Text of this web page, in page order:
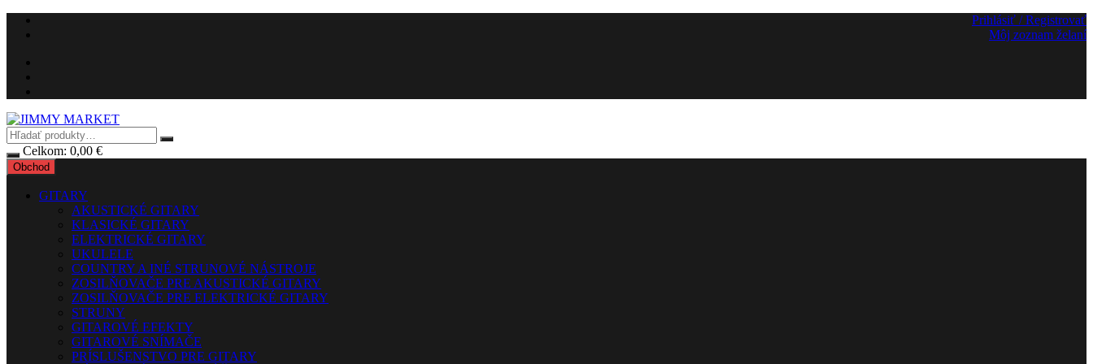
Preskočiť
Prihlásiť / Registrovať
Môj zoznam želaní
Celkom: 0,00 €
Obchod
GITARY
AKUSTICKÉ GITARY
KLASICKÉ GITARY
ELEKTRICKÉ GITARY
UKULELE
COUNTRY A INÉ STRUNOVÉ NÁSTROJE
ZOSILŇOVAČE PRE AKUSTICKÉ GITARY
ZOSILŇOVAČE PRE ELEKTRICKÉ GITARY
STRUNY
GITAROVÉ EFEKTY
GITAROVÉ SNÍMAČE
PRÍSLUŠENSTVO PRE GITARY